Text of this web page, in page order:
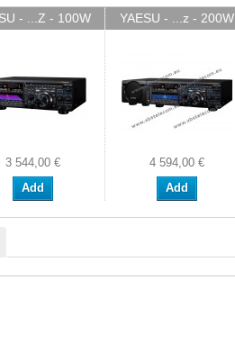
- ...Z - 100W
3 544,00 €
Add
YAESU - ...z - 200W
4 594,00 €
Add